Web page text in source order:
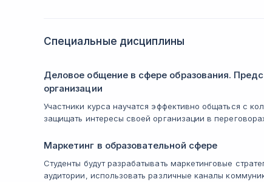
Специальные дисциплины
Деловое общение в сфере образования.
организации
Участники курса научатся эффективно общаться с
защищать интересы своей организации в
Маркетинг в образовательной сфере
Студенты будут разрабатывать маркетинговые
аудитории, использовать различные каналы